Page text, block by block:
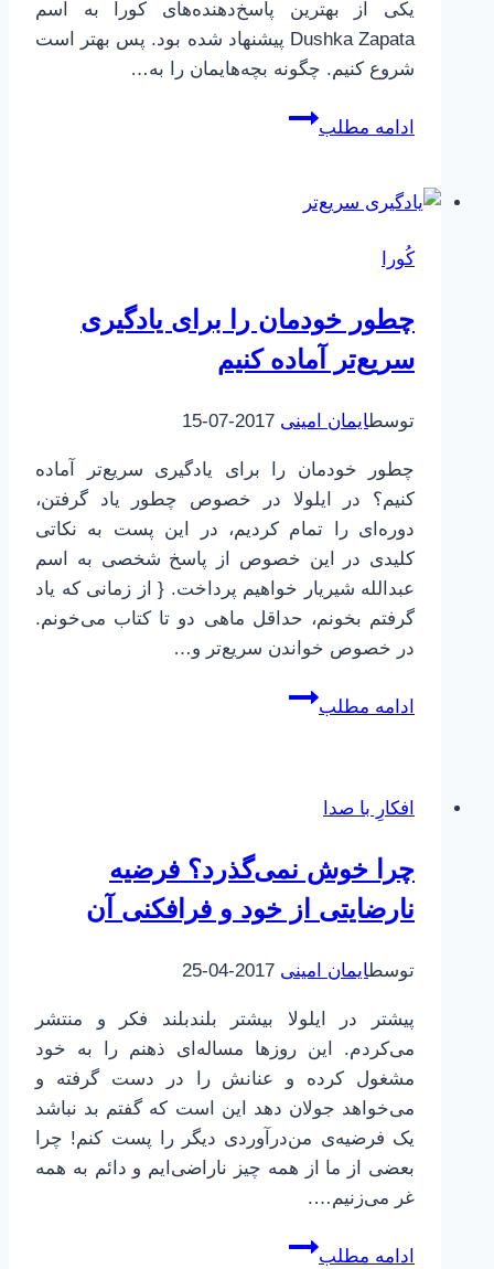
یکی از بهترین پاسخ‌دهنده‌های کورا به اسم
Dushka Zapata پیشنهاد شده بود. پس بهتر است
شروع کنیم. چگونه بچه‌هایمان را به…
ادامه مطلب
چگونه
به
کُورا
چطور خودمان را برای یادگیری
سریع‌تر آماده کنیم
توسطایمان امینی 2017-07-15
چطور خودمان را برای یادگیری سریع‌تر آماده
کنیم؟ در ایلولا در خصوص چطور یاد گرفتن،
دوره‌ای را تمام کردیم، در این پست به نکاتی
کلیدی در این خصوص از پاسخ شخصی به اسم
عبدالله شیریار خواهیم پرداخت. { از زمانی که یاد
گرفتم بخونم، حداقل ماهی دو تا کتاب می‌خونم.
در خصوص خواندن سریع‌تر و…
ادامه مطلب
چطور
آماده
کنیم
افکارِ با صدا
چرا خوش نمی‌گذرد؟ فرضیه
نارضایتی از خود و فرافکنی آن
توسطایمان امینی 2017-04-25
پیشتر در ایلولا بیشتر بلندبلند فکر و منتشر
می‌کردم. این روزها مساله‌ای ذهنم را به خود
مشغول کرده و عنانش را در دست گرفته و
می‌خواهد جولان دهد این است که گفتم بد نباشد
یک فرضیه‌ی من‌درآوردی دیگر را پست کنم! چرا
بعضی از ما از همه چیز ناراضی‌ایم و دائم به همه
غر می‌زنیم….
ادامه مطلب
چرا